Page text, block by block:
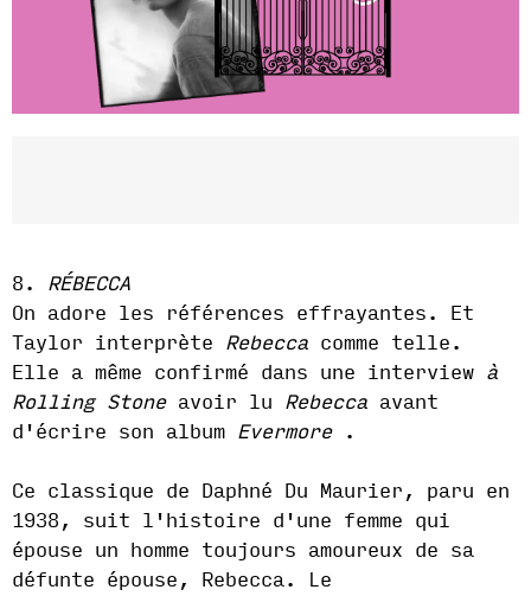
8. RÉBECCA
On adore les références effrayantes. Et
Taylor interprète Rebecca comme telle.
Elle a même confirmé dans une interview à
Rolling Stoneavoir lu Rebecca avant
d'écrire son album Evermore.
Ce classique de Daphné Du Maurier, paru en
1938, suit l'histoire d'une femme qui
épouse un homme toujours amoureux de sa
défunte épouse, Rebecca. Le